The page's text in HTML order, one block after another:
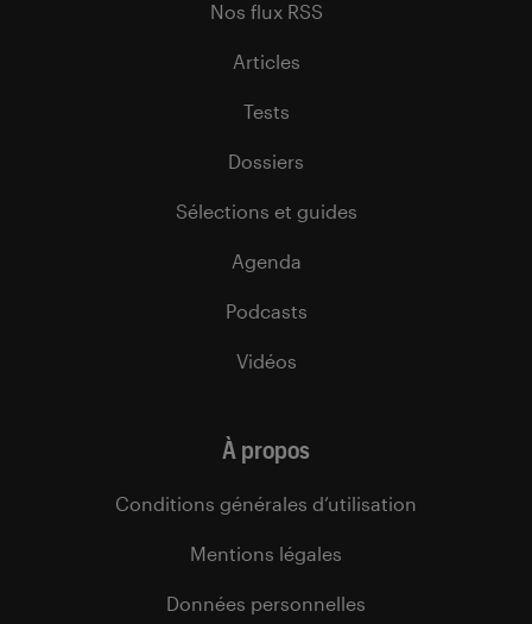
Nos flux RSS
Articles
Tests
Dossiers
Sélections et guides
Agenda
Podcasts
Vidéos
À propos
Conditions générales d’utilisation
Mentions légales
Données personnelles